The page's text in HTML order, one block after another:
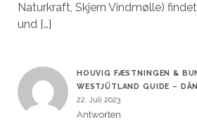
Naturkraft, Skjern Vindmølle)
und […]
HOUVIG FÆSTNINGEN &
WESTJÜTLAND GUIDE –
22. Juli 2023
Antworten